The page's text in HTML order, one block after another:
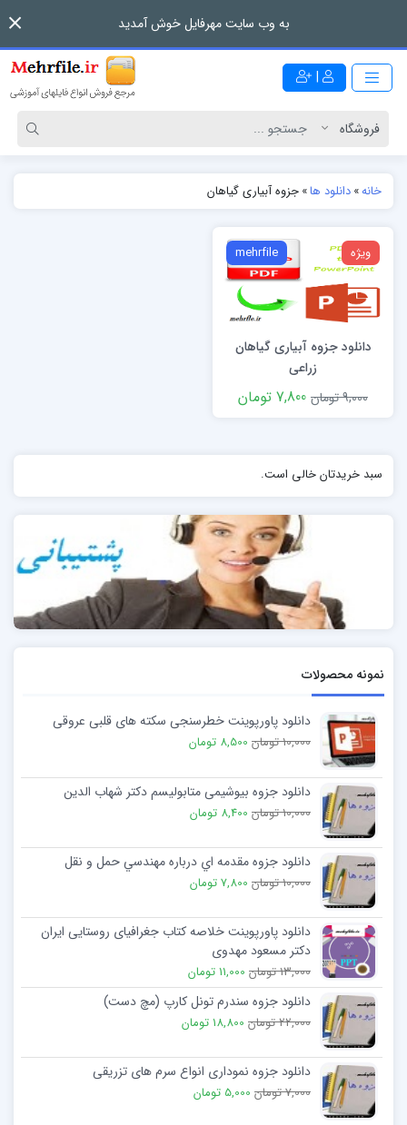
به وب سایت مهرفایل خوش آمدید
|
خانه»دانلود ها»جزوه آبیاری گیاهان
ویژه mehrfile
دانلود جزوه آبیاری گیاهان
زراعی
9,000 تومان
7,800 تومان
سبد خریدتان خالی است.
نمونه محصولات
دانلود پاورپوینت خطرسنجی سکته های قلبی عروقی
10,000 تومان 8,500 تومان
دانلود جزوه بیوشیمی متابولیسم دکتر شهاب الدین
10,000 تومان 8,400 تومان
دانلود جزوه مقدمه اي درباره مهندسي حمل و نقل
10,000 تومان 7,800 تومان
دانلود پاورپوینت خلاصه کتاب جغرافیای روستایی ایران
دکتر مسعود مهدوی
13,000 تومان 11,000 تومان
دانلود جزوه سندرم تونل کارپ (مچ دست)
22,000 تومان 18,800 تومان
دانلود جزوه نموداری انواع سرم های تزریقی
7,000 تومان 5,000 تومان